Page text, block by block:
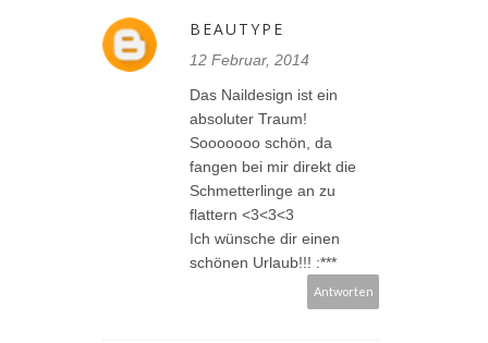
BEAUTYPE
12 Februar, 2014
Das Naildesign ist ein
absoluter Traum!
Sooooooo schön, da
fangen bei mir direkt die
Schmetterlinge an zu
flattern <3<3<3
Ich wünsche dir einen
schönen Urlaub!!! :***
Antworten